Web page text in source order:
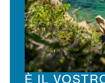
È IL